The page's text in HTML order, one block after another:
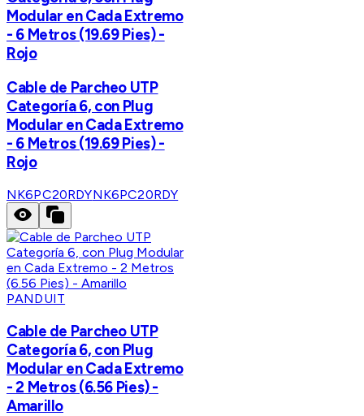
Modular en Cada Extremo
- 6 Metros (19.69 Pies) -
Rojo
Cable de Parcheo UTP
Categoría 6, con Plug
Modular en Cada Extremo
- 6 Metros (19.69 Pies) -
Rojo
NK6PC20RDYNK6PC20RDY
PANDUIT
Cable de Parcheo UTP
Categoría 6, con Plug
Modular en Cada Extremo
- 2 Metros (6.56 Pies) -
Amarillo